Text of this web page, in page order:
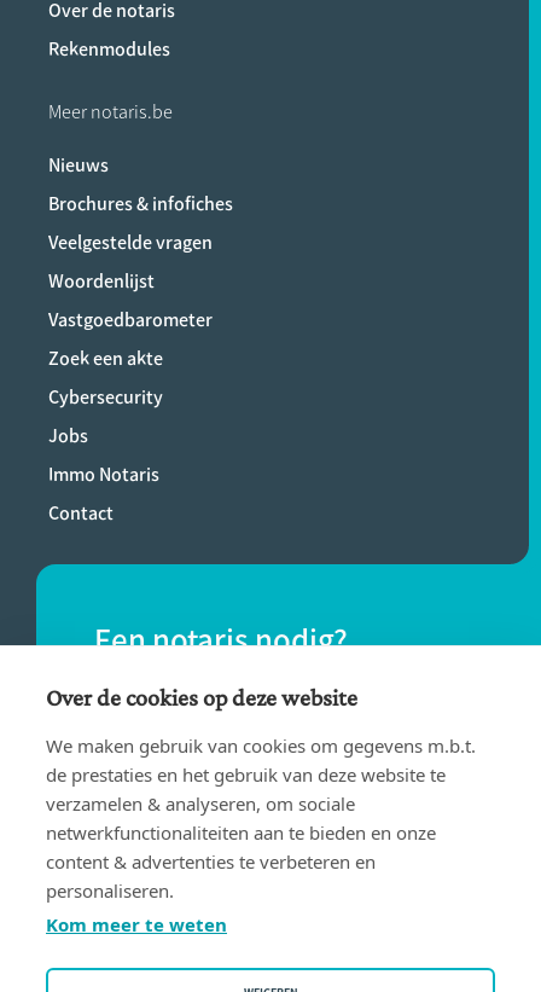
Over de notaris
Rekenmodules
Meer notaris.be
Nieuws
Brochures & infofiches
Veelgestelde vragen
Woordenlijst
Vastgoedbarometer
Zoek een akte
Cybersecurity
Jobs
Immo Notaris
Contact
Een notaris nodig?
Vind eenvoudig een notaris bij jou in de
buurt.
VIND EEN NOTARIS
Over de cookies op deze website
We maken gebruik van cookies om gegevens m.b.t.
de prestaties en het gebruik van deze website te
verzamelen & analyseren, om sociale
netwerkfunctionaliteiten aan te bieden en onze
content & advertenties te verbeteren en
personaliseren.
Kom meer te weten